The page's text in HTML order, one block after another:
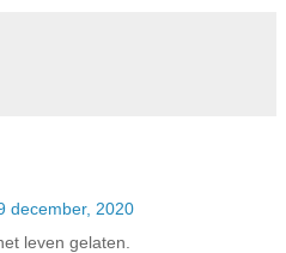
december, 2020
leven gelaten.